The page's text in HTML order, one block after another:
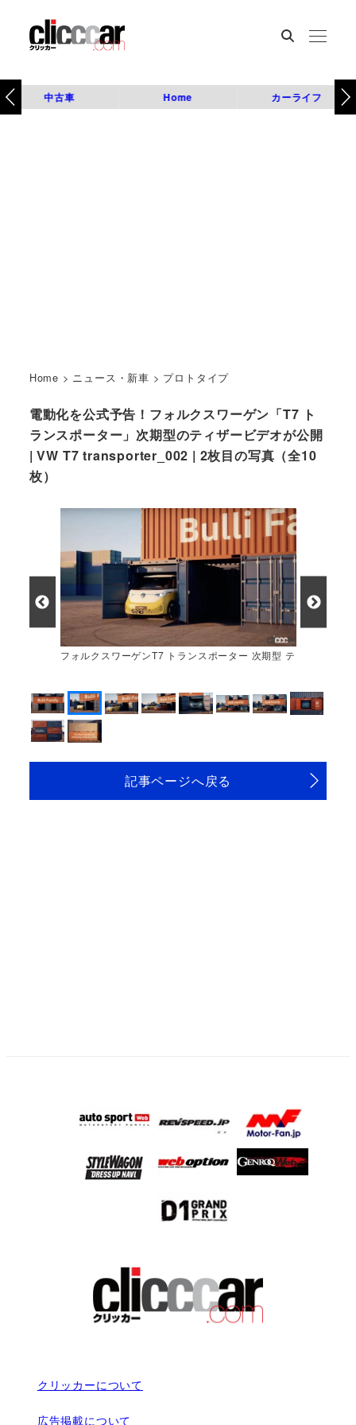
中古車 Home カーライフ
Home > ニュース・新車 > プロトタイプ
電動化を公式予告！フォルクスワーゲン「T7 ト
ランスポーター」次期型のティザービデオが公開
| VW T7 transporter_002 | 2枚目の写真（全10
枚）
フォルクスワーゲンT7 トランスポーター 次期型 テ
記事ページへ戻る
クリッカーについて
広告掲載について